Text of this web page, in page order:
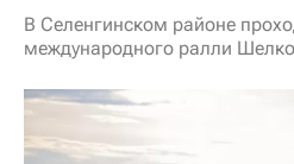
В Селенгинском районе
международного ралли